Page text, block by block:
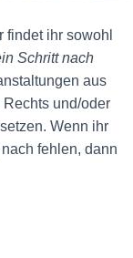
O
U
M
ihr sowohl
Schritt nach
aus
und/oder
Wenn ihr
fehlen, dann